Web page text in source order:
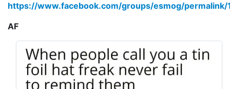
https://www.facebook.com/groups/esmog/permalink/
AF